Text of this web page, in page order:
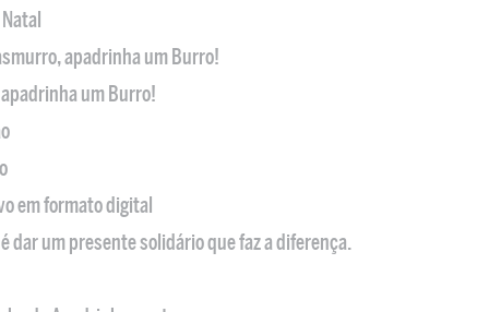
apadrinha um Burro!
um Burro!
em formato digital
dar um presente solidário que faz a diferença.